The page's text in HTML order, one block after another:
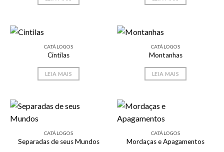
CATÁLOGOS
Cintilas
LEIA MAIS
CATÁLOGOS
Montanhas
LEIA MAIS
CATÁLOGOS
Separadas de seus Mundos
CATÁLOGOS
Mordaças e Apagamentos